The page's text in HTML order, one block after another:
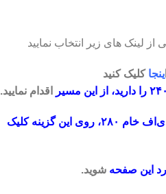
لینک های زیر انتخاب نمایید
ینجا کلیک کنید
اقدام نمایید.
۲۸۰، روی این گزینه کلیک
شوید.